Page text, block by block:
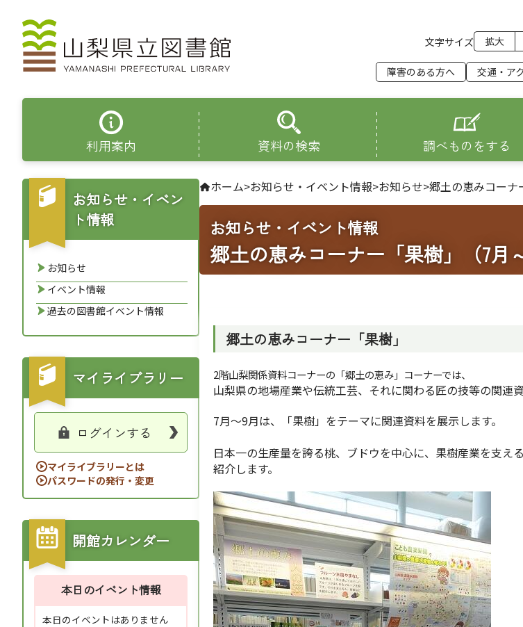
文字サイズ
拡大
障害のある方へ 交通・ア
利用案内 資料の検索 調べものをする
ホーム>お知らせ・イベント情報>お知らせ>郷土の恵みコーナ
お知らせ・イベント情報
郷土の恵みコーナー「果樹」（7月
郷土の恵みコーナー「果樹」
2階山梨関係資料コーナーの「郷土の恵み」コーナーでは、
山梨県の地場産業や伝統工芸、それに関わる匠の技等の関連
7月～9月は、「果樹」をテーマに関連資料を展示します。
日本一の生産量を誇る桃、ブドウを中心に、果樹産業を支え
紹介します。
お知らせ・イベン
ト情報
お知らせ
イベント情報
過去の図書館イベント情報
マイライブラリー
ログインする
マイライブラリーとは
パスワードの発行・変更
開館カレンダー
本日のイベント情報
本日のイベントはありません